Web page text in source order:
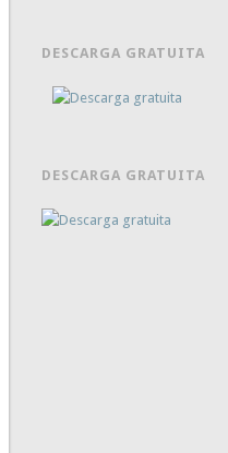
DESCARGA GRATUITA
DESCARGA GRATUITA